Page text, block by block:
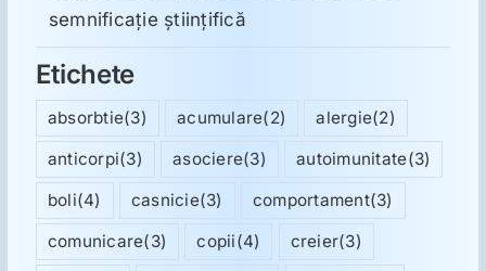
semnificație științifică
Etichete
absorbtie(3) acumulare(2) alergie(2)
anticorpi(3) asociere(3) autoimunitate(3)
boli(4) casnicie(3) comportament(3)
comunicare(3) copii(4) creier(3)